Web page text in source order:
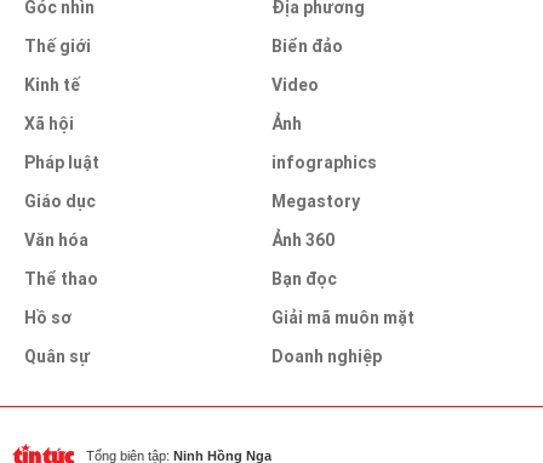
Góc nhìn
Thế giới
Kinh tế
Xã hội
Pháp luật
Giáo dục
Văn hóa
Thể thao
Hồ sơ
Quân sự
Địa phương
Biển đảo
Video
Ảnh
infographics
Megastory
Ảnh 360
Bạn đọc
Giải mã muôn mặt
Doanh nghiệp
Tổng biên tập: Ninh Hồng Nga